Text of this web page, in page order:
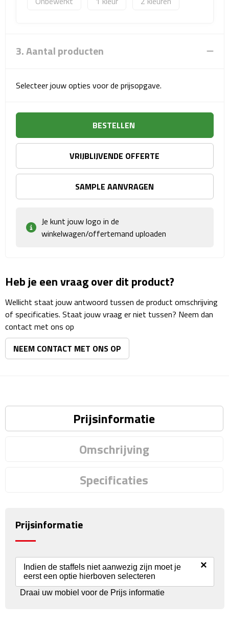
Sport- & Recreatietassen
Schoenentassen
Fietstassen
Picknick rugtassen
Matrozentassen
Reisbekers
Opbergtasjes
Koffersloten
Bagageweegschalen
Bagagelabels
Reiskussens
Auto Accessoires
Auto luchtverfrissers
Auto onderhoud
3. Aantal producten
Selecteer jouw opties voor de prijsopgave.
BESTELLEN
VRIJBLIJVENDE OFFERTE
SAMPLE AANVRAGEN
Je kunt jouw logo in de
winkelwagen/offertemand uploaden
Heb je een vraag over dit product?
Wellicht staat jouw antwoord tussen de product omschrijving
of specificaties. Staat jouw vraag er niet tussen? Neem dan
contact met ons op
NEEM CONTACT MET ONS OP
Prijsinformatie
Omschrijving
Specificaties
Prijsinformatie
Indien de staffels niet aanwezig zijn moet je
eerst een optie hierboven selecteren
×
Draai uw mobiel voor de Prijs informatie